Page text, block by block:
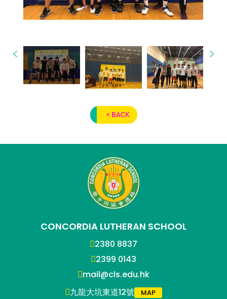
< BACK
CONCORDIA LUTHERAN SCHOOL
2380 8837
2399 0143
mail@cls.edu.hk
九龍大坑東道12號
MAP